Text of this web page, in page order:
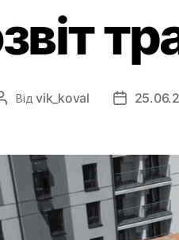
Відvik_koval